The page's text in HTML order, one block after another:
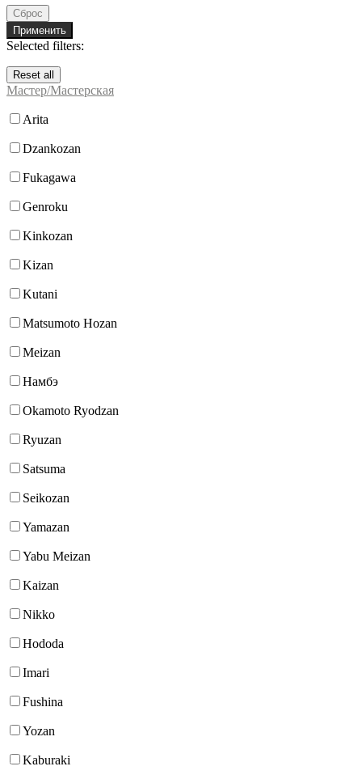
Сброс
Применить
Selected filters:
Reset all
Мастер/Мастерская
Arita
Dzankozan
Fukagawa
Genroku
Kinkozan
Kizan
Kutani
Matsumoto Hozan
Meizan
Намбэ
Okamoto Ryodzan
Ryuzan
Satsuma
Seikozan
Yamazan
Yabu Meizan
Kaizan
Nikko
Hododa
Imari
Fushina
Yozan
Kaburaki